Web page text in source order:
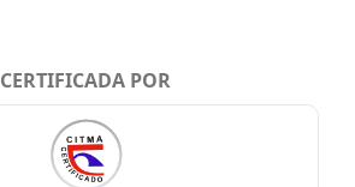
CERTIFICADA POR